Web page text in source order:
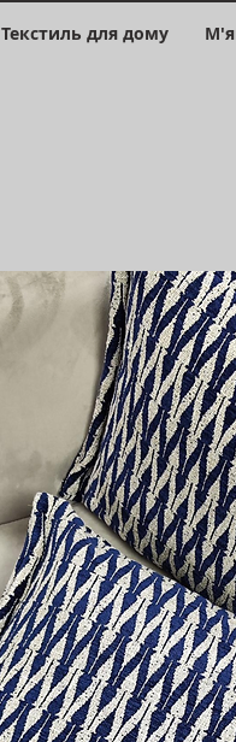
Текстиль для дому